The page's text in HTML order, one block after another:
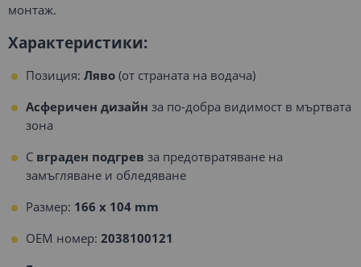
монтаж.
Характеристики:
Позиция: Ляво (от страната на водача)
Асферичен дизайн за по-добра видимост в мъртвата
зона
С вграден подгрев за предотвратяване на
замъгляване и обледяване
Размер: 166 x 104 mm
OEM номер: 2038100121